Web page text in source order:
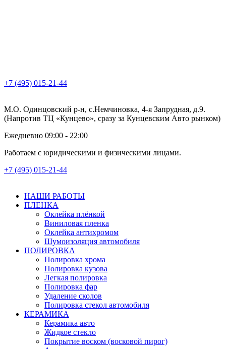
+7 (495) 015-21-44
М.О. Одинцовский р-н, с.Немчиновка, 4-я Запрудная, д.9.
(Напротив ТЦ «Кунцево», сразу за Кунцевским Авто рынком)
Ежедневно 09:00 - 22:00
Работаем с юридическими и физическими лицами.
+7 (495) 015-21-44
НАШИ РАБОТЫ
ПЛЕНКА
Оклейка плёнкой
Виниловая пленка
Оклейка антихромом
Шумоизоляция автомобиля
ПОЛИРОВКА
Полировка хрома
Полировка кузова
Легкая полировка
Полировка фар
Удаление сколов
Полировка стекол автомобиля
КЕРАМИКА
Керамика авто
Жидкое стекло
Покрытие воском (восковой пирог)